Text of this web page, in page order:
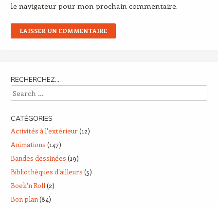
le navigateur pour mon prochain commentaire.
RECHERCHEZ….
Search
CATÉGORIES
Activités à l'extérieur(12)
Animations (147)
Bandes dessinées (19)
Bibliothèques d'ailleurs (5)
Boek'n Roll(2)
Bon plan(84)